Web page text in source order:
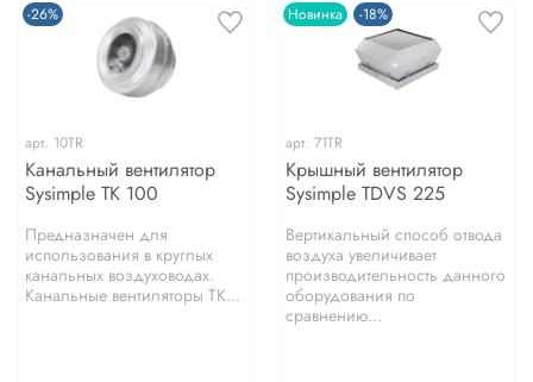
-26%
арт. 10TR
Канальный вентилятор
Sysimple TK 100
Предназначен для
использования в круглых
канальных воздуховодах.
Канальные вентиляторы TK...
Новинка -18%
арт. 71TR
Крышный вентилятор
Sysimple TDVS 225
Вертикальный способ отвода
воздуха увеличивает
производительность данного
оборудования по
сравнению...